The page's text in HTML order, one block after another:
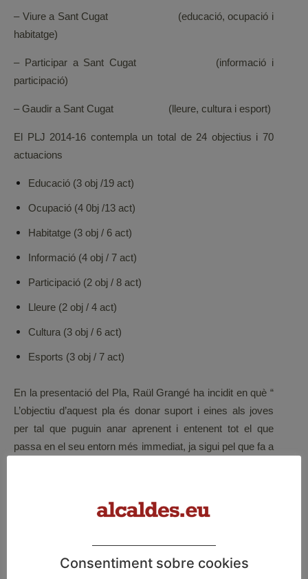
– Viure a Sant Cugat (educació, ocupació i
habitatge)
– Participar a Sant Cugat (informació i
participació)
– Gaudir a Sant Cugat (lleure, cultura i esport)
El PLJ 2014-16 contempla un total de 24 objectius i 70
actuacions
Educació (3 obj /19 act)
Ocupació (4 0bj /13 act)
Habitatge (3 obj / 6 act)
Informació (4 obj / 7 act)
Participació (2 obj / 8 act)
Lleure (2 obj / 4 act)
Cultura (3 obj / 6 act)
Esports (3 obj / 7 act)
En la presentació del Pla, Raül Grangé ha incidit en què “
L’objectiu d’aquest pla és donar suport i eines als joves
per tal que puguin anar aprenent i entenent tot el que
passa en el seu entorn més immediat, ja sigui pel que fa a
Joves pla local sant cugat
Consentiment sobre cookies